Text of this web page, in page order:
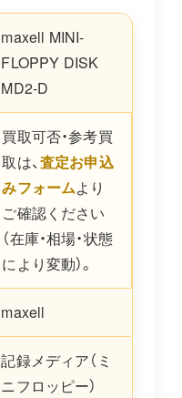
maxell MINI-
FLOPPY DISK
MD2-D
買取可否・参考買
取は、査定お申込
みフォームより
ご確認ください
（在庫・相場・状態
により変動）。
maxell
記録メディア（ミ
ニフロッピー）